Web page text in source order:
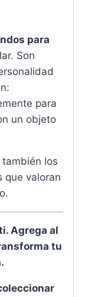
para
Son
para
un objeto
los
que valoran
Agrega al
tu